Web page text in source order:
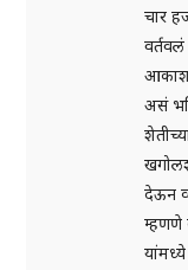
चार
असं
देऊन
म्हणणे